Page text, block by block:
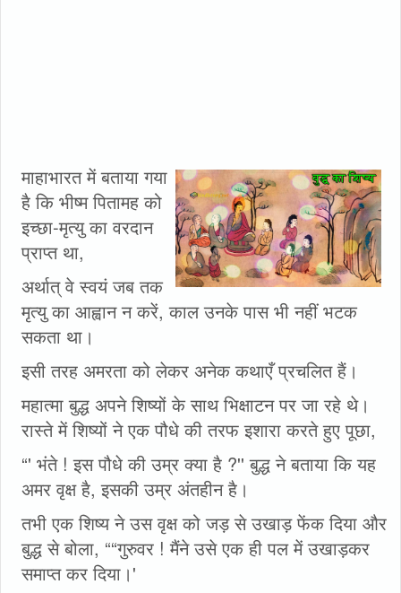
माहाभारत में बताया गया
है कि भीष्म पितामह को
इच्छा-मृत्यु का वरदान
प्राप्त था,
अर्थात्‌ वे स्वयं जब तक
मृत्यु का आह्वान न करें, काल उनके पास भी नहीं भटक
सकता था।
इसी तरह अमरता को लेकर अनेक कथाएँ प्रचलित हैं।
महात्मा बुद्ध अपने शिष्यों के साथ भिक्षाटन पर जा रहे थे।
रास्ते में शिष्यों ने एक पौधे की तरफ इशारा करते हुए पूछा,
“' भंते ! इस पौधे की उम्र क्या है ?'' बुद्ध ने बताया कि यह
अमर वृक्ष है, इसकी उम्र अंतहीन है।
तभी एक शिष्य ने उस वृक्ष को जड़ से उखाड़ फेंक दिया और
बुद्ध से बोला, ““गुरुवर ! मैंने उसे एक ही पल में उखाड़कर
समाप्त कर दिया।'